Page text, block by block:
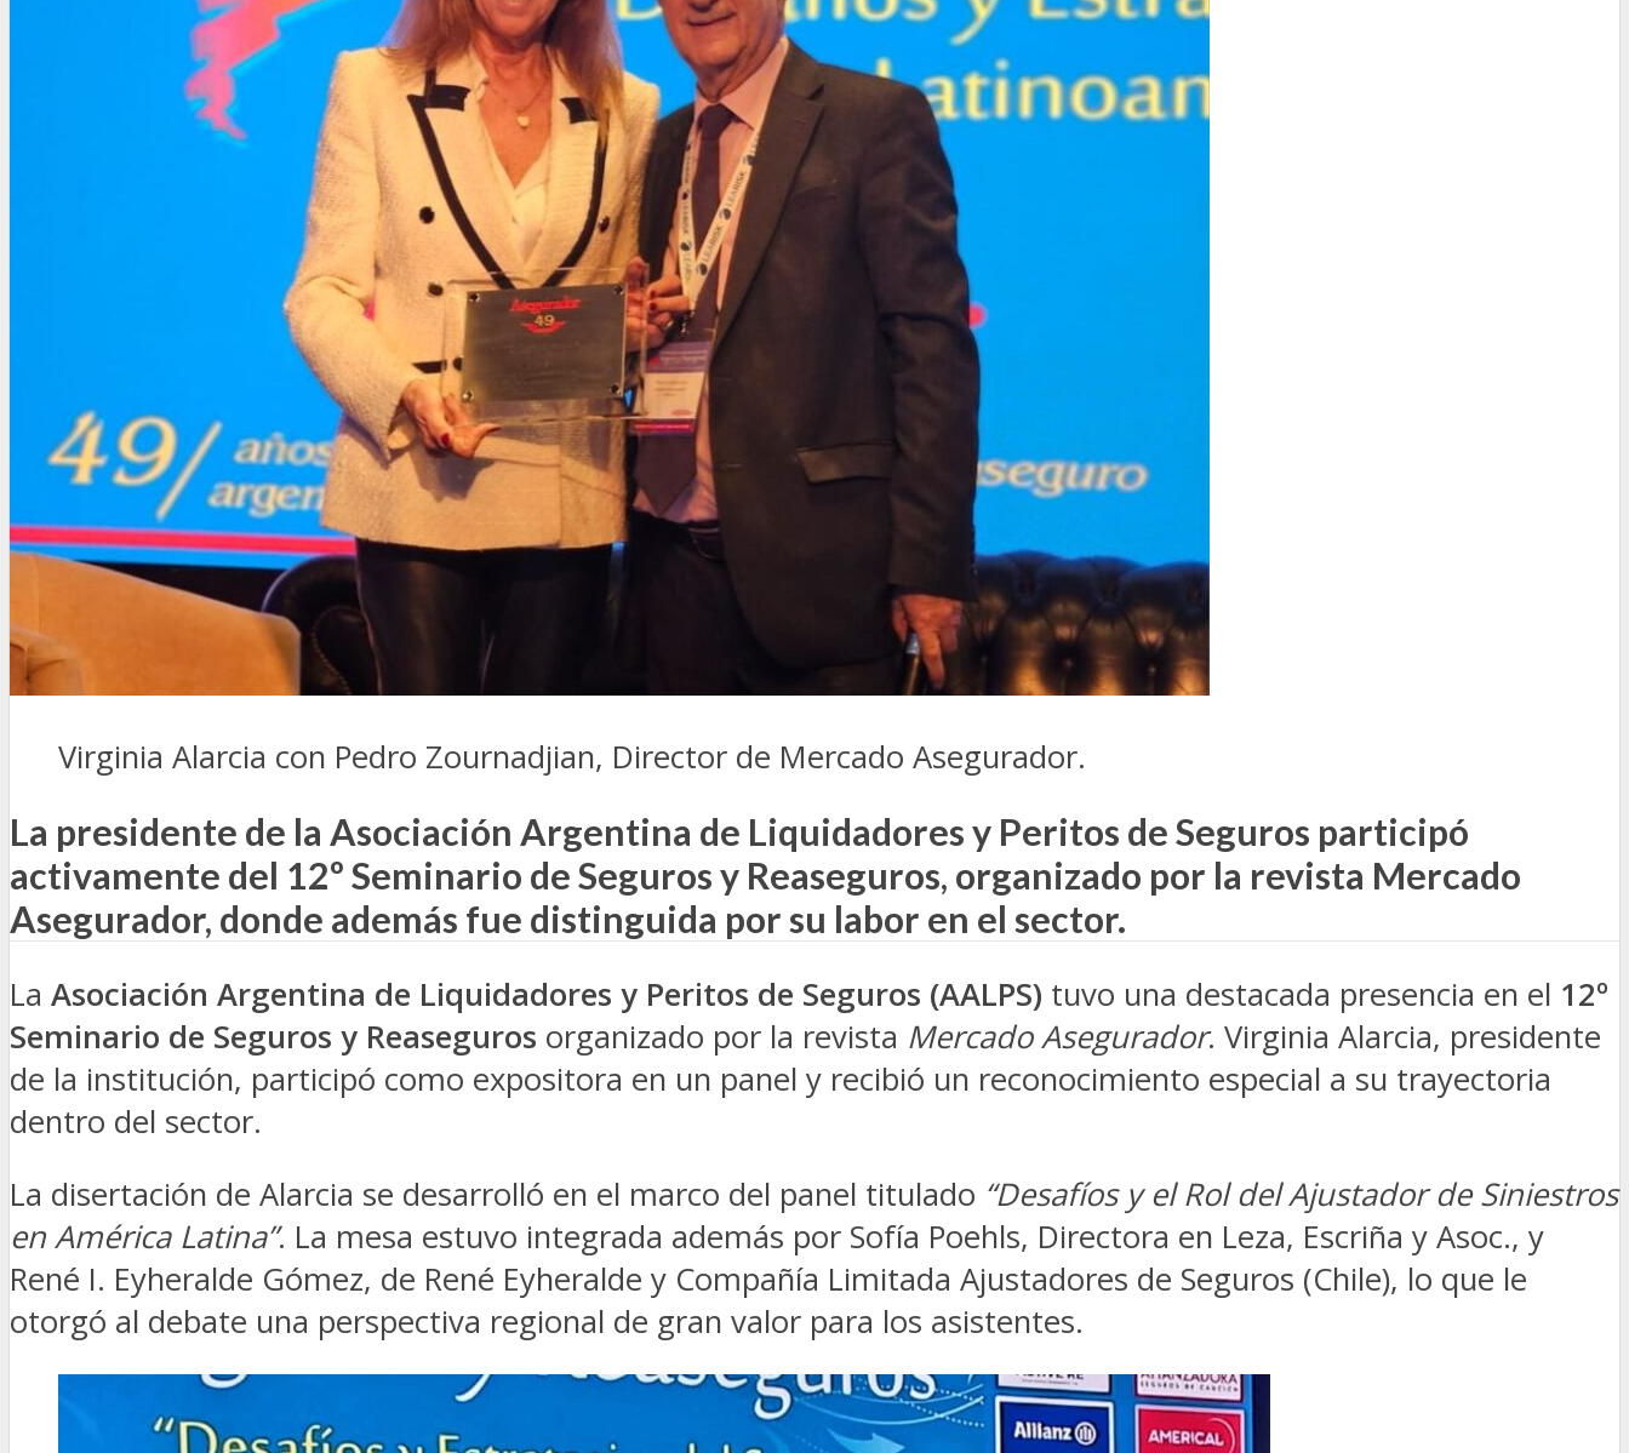
INESE – FÜTURE LATAM
INTERNACIONALES
AMÉRICA LATINA
ESTADOS UNIDOS
RESTO DEL MUNDO
MEDIOAMBIENTE
RIESGOS DEL TRABAJO
TV
DIGITAL
COLUMNISTAS
ESTADÍSTICAS
Virginia Alarcia con Pedro Zournadjian, Director de Mercado Asegurador.
La presidente de la Asociación Argentina de Liquidadores y Peritos de Seguros participó
activamente del 12º Seminario de Seguros y Reaseguros, organizado por la revista Mercado
Asegurador, donde además fue distinguida por su labor en el sector.
La Asociación Argentina de Liquidadores y Peritos de Seguros (AALPS) tuvo una destacada presencia en el 12º
Seminario de Seguros y Reaseguros organizado por la revista Mercado Asegurador. Virginia Alarcia, presidente
de la institución, participó como expositora en un panel y recibió un reconocimiento especial a su trayectoria
dentro del sector.
La disertación de Alarcia se desarrolló en el marco del panel titulado “Desafíos y el Rol del Ajustador de Siniestros
en América Latina”. La mesa estuvo integrada además por Sofía Poehls, Directora en Leza, Escriña y Asoc., y
René I. Eyheralde Gómez, de René Eyheralde y Compañía Limitada Ajustadores de Seguros (Chile), lo que le
otorgó al debate una perspectiva regional de gran valor para los asistentes.